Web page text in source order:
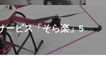
ービス「そら楽」5